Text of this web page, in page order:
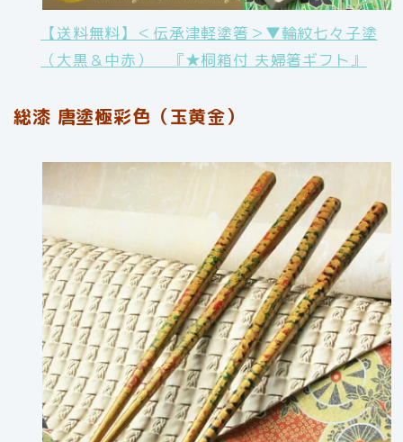
【送料無料】＜伝承津軽塗箸＞▼輪紋七々子塗
（大黒＆中赤） 『★桐箱付 夫婦箸ギフト』
総漆 唐塗極彩色（玉黄金）